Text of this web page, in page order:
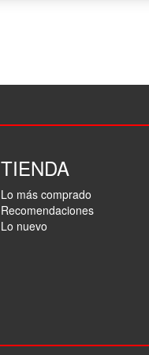
TIENDA
Lo más comprado
Recomendaciones
Lo nuevo